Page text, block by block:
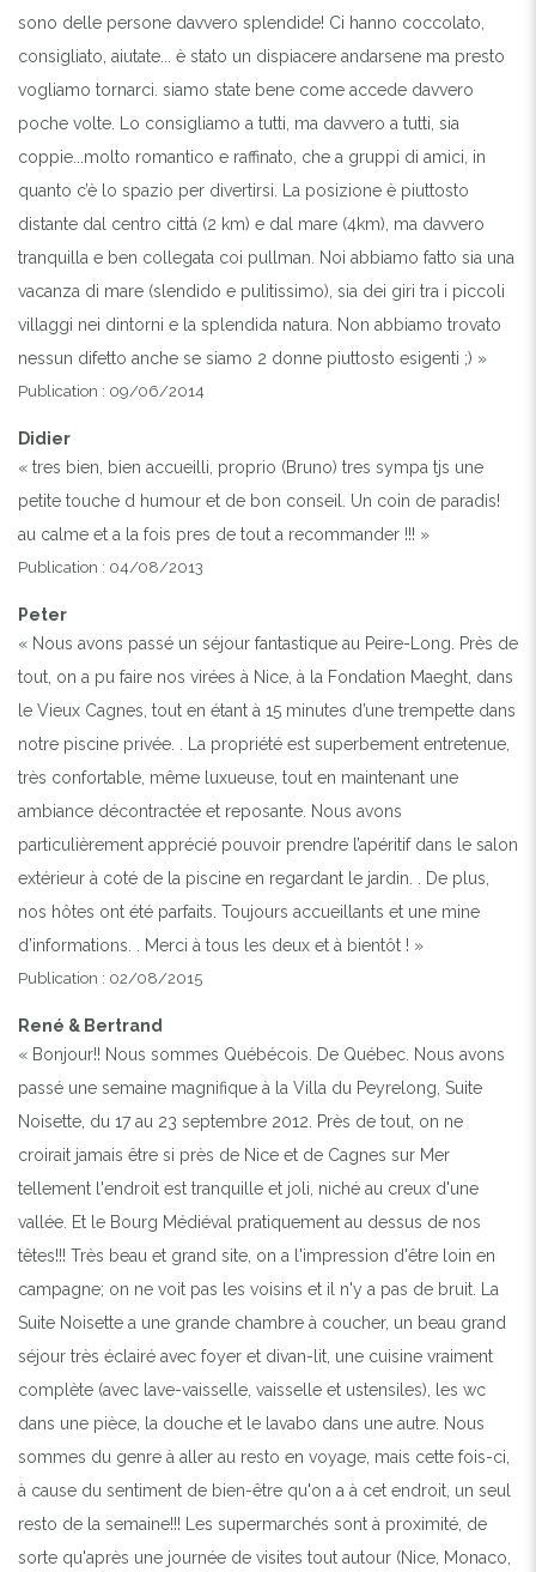
sono delle persone davvero splendide! Ci hanno coccolato,
consigliato, aiutate... è stato un dispiacere andarsene ma presto
vogliamo tornarci. siamo state bene come accede davvero
poche volte. Lo consigliamo a tutti, ma davvero a tutti, sia
coppie...molto romantico e raffinato, che a gruppi di amici, in
quanto c’è lo spazio per divertirsi. La posizione è piuttosto
distante dal centro città (2 km) e dal mare (4km), ma davvero
tranquilla e ben collegata coi pullman. Noi abbiamo fatto sia una
vacanza di mare (slendido e pulitissimo), sia dei giri tra i piccoli
villaggi nei dintorni e la splendida natura. Non abbiamo trovato
nessun difetto anche se siamo 2 donne piuttosto esigenti ;) »
Publication : 09/06/2014
Didier
« tres bien, bien accueilli, proprio (Bruno) tres sympa tjs une
petite touche d humour et de bon conseil. Un coin de paradis!
au calme et a la fois pres de tout a recommander !!! »
Publication : 04/08/2013
Peter
« Nous avons passé un séjour fantastique au Peire-Long. Près de
tout, on a pu faire nos virées à Nice, à la Fondation Maeght, dans
le Vieux Cagnes, tout en étant à 15 minutes d’une trempette dans
notre piscine privée. . La propriété est superbement entretenue,
très confortable, même luxueuse, tout en maintenant une
ambiance décontractée et reposante. Nous avons
particulièrement apprécié pouvoir prendre l’apéritif dans le salon
extérieur à coté de la piscine en regardant le jardin. . De plus,
nos hôtes ont été parfaits. Toujours accueillants et une mine
d’informations. . Merci à tous les deux et à bientôt ! »
Publication : 02/08/2015
René & Bertrand
« Bonjour!! Nous sommes Québécois. De Québec. Nous avons
passé une semaine magnifique à la Villa du Peyrelong, Suite
Noisette, du 17 au 23 septembre 2012. Près de tout, on ne
croirait jamais être si près de Nice et de Cagnes sur Mer
tellement l'endroit est tranquille et joli, niché au creux d'une
vallée. Et le Bourg Médiéval pratiquement au dessus de nos
têtes!!! Très beau et grand site, on a l'impression d'être loin en
campagne; on ne voit pas les voisins et il n'y a pas de bruit. La
Suite Noisette a une grande chambre à coucher, un beau grand
séjour très éclairé avec foyer et divan-lit, une cuisine vraiment
complète (avec lave-vaisselle, vaisselle et ustensiles), les wc
dans une pièce, la douche et le lavabo dans une autre. Nous
sommes du genre à aller au resto en voyage, mais cette fois-ci,
à cause du sentiment de bien-être qu'on a à cet endroit, un seul
resto de la semaine!!! Les supermarchés sont à proximité, de
sorte qu'après une journée de visites tout autour (Nice, Monaco,